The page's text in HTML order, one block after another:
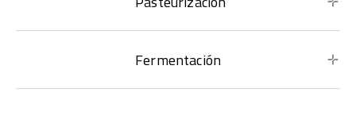
Fermentación